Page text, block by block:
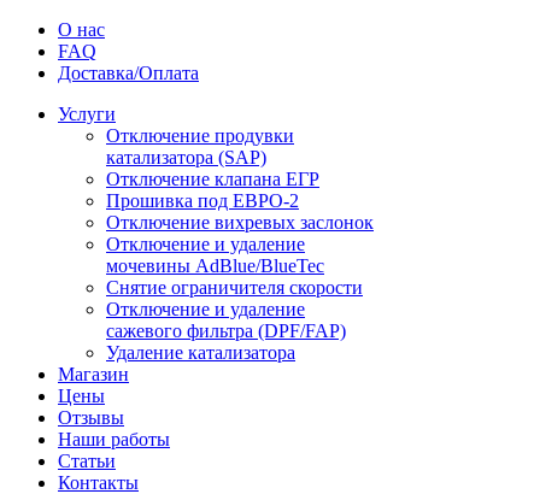
О нас
FAQ
Доставка/Оплата
Услуги
Отключение продувки
катализатора (SAP)
Отключение клапана ЕГР
Прошивка под ЕВРО-2
Отключение вихревых заслонок
Отключение и удаление
мочевины AdBlue/BlueTec
Снятие ограничителя скорости
Отключение и удаление
сажевого фильтра (DPF/FAP)
Удаление катализатора
Магазин
Цены
Отзывы
Наши работы
Статьи
Контакты